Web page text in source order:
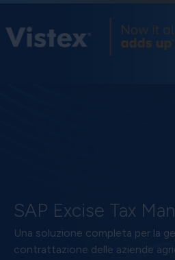
SAP Excise Tax
Una soluzione completa per la
contrattazione delle aziende